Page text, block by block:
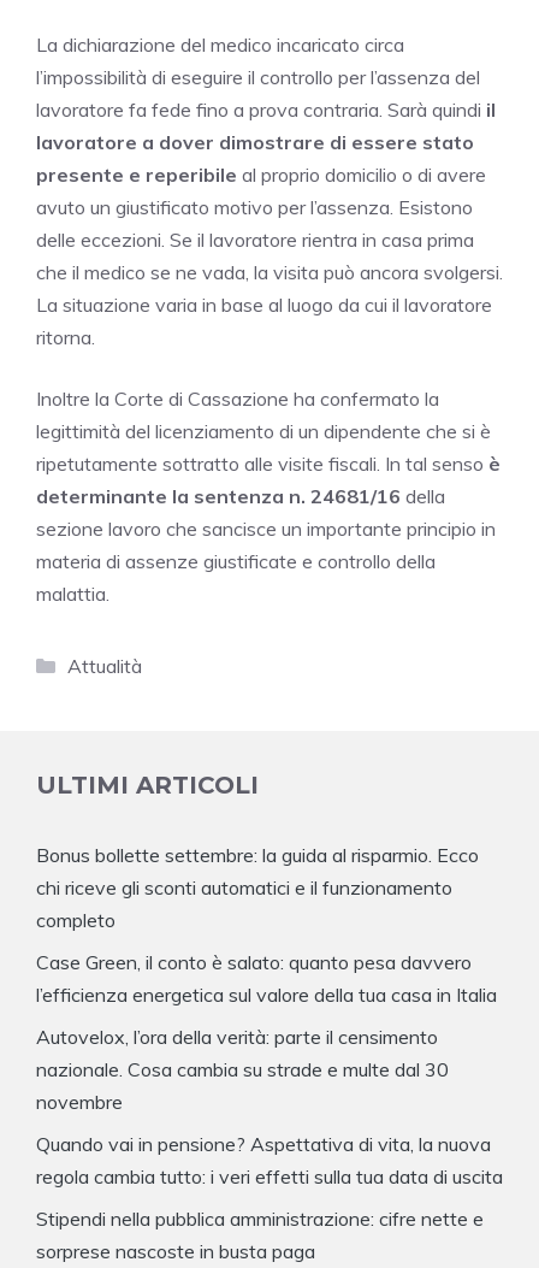
La dichiarazione del medico incaricato circa
l’impossibilità di eseguire il controllo per l’assenza del
lavoratore fa fede fino a prova contraria. Sarà quindi il
lavoratore a dover dimostrare di essere stato
presente e reperibile al proprio domicilio o di avere
avuto un giustificato motivo per l’assenza. Esistono
delle eccezioni. Se il lavoratore rientra in casa prima
che il medico se ne vada, la visita può ancora svolgersi.
La situazione varia in base al luogo da cui il lavoratore
ritorna.
Inoltre la Corte di Cassazione ha confermato la
legittimità del licenziamento di un dipendente che si è
ripetutamente sottratto alle visite fiscali. In tal senso è
determinante la sentenza n. 24681/16 della
sezione lavoro che sancisce un importante principio in
materia di assenze giustificate e controllo della
malattia.
Categorie
Attualità
ULTIMI ARTICOLI
Bonus bollette settembre: la guida al risparmio. Ecco
chi riceve gli sconti automatici e il funzionamento
completo
Case Green, il conto è salato: quanto pesa davvero
l’efficienza energetica sul valore della tua casa in Italia
Autovelox, l’ora della verità: parte il censimento
nazionale. Cosa cambia su strade e multe dal 30
novembre
Quando vai in pensione? Aspettativa di vita, la nuova
regola cambia tutto: i veri effetti sulla tua data di uscita
Stipendi nella pubblica amministrazione: cifre nette e
sorprese nascoste in busta paga